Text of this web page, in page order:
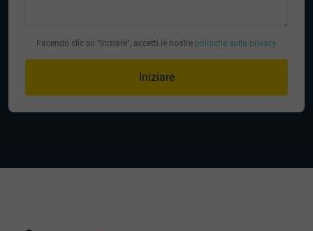
Facendo clic su "Iniziare", accetti le nostre politiche sulla privacy
Iniziare